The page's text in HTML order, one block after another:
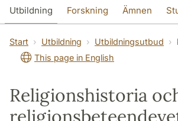
Utbildning Forskning Ämnen
Institutionen
Start Utbildning Utbildningsutbud
This page in English
Religionshistoria